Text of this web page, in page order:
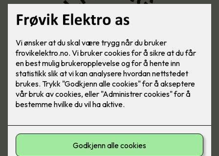
Se vårt utvalg av belysning